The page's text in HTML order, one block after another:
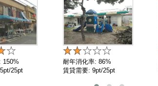
150%
25pt
耐年消化率: 86%
賃貸需要: 9pt/25pt